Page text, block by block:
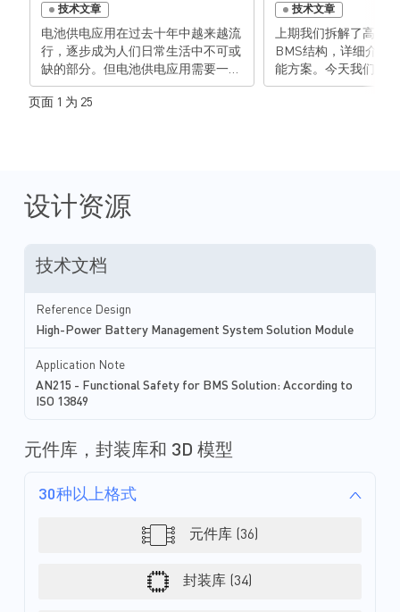
技术文章
电池供电应用在过去十年中越来越流
行，逐步成为人们日常生活中不可或
缺的部分。但电池供电应用需要一定
程度的保护才能确保安全的使用。这
种安全性是由电池管理系统 (BMS)
中低压电池的BMS结构通常由三个IC
组成，如下所述： 电池监控器和保
池提供第一级保护。 微控制器单元
保护器的数据，通常完成第二级保
护，包括监控阈值。 电量计 (FG)：
电量计是一个单独的 IC，它可以提供
剩余运行时间估算，以及其他用户关
心的电池参数。 ...
技术文章
上期我们拆解了高压
BMS结构，详细介绍
能方案。今天我们来
相比起高压储能，低
SOC，SOH，阻抗等状态
demo板，可以供客户
页面 1 为 25
设计资源
技术文档
Reference Design
High-Power Battery Management System Solution Module
Application Note
AN215 - Functional Safety for BMS Solution: According to
ISO 13849
元件库，封装库和 3D 模型
30种以上格式
元件库 (36)
封装库 (34)